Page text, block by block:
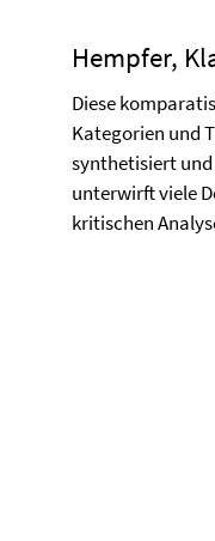
Hempfer,
Diese
Kategorien und
synthetisiert
unterwirft viele
kritischen